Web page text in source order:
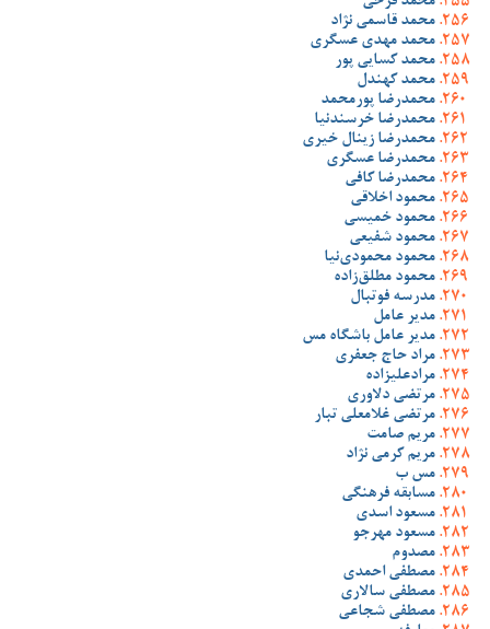
محمد قاسمی نژاد
محمد مهدی عسگری
محمد کسایی پور
محمد کهندل
محمدرضا پورمحمد
محمدرضا خرسندنیا
محمدرضا زینال خیری
محمدرضا عسگری
محمدرضا کافی
محمود اخلاقی
محمود خمیسی
محمود شفیعی
محمود محمودی‌نیا
محمود مطلق‌زاده
مدرسه فوتبال
مدیر عامل
مدیر عامل باشگاه مس
مراد حاج جعفری
مرادعلیزاده
مرتضی دلاوری
مرتضی غلامعلی تبار
مریم صامت
مریم کرمی نژاد
مس ب
مسابقه فرهنگی
مسعود اسدی
مسعود مهرجو
مصدوم
مصطفی احمدی
مصطفی سالاری
مصطفی شجاعی